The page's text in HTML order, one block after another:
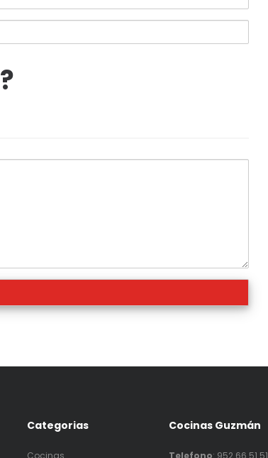
Categorias
Cocinas
Cocinas Guzmán
Telefono: 952 66 51 51